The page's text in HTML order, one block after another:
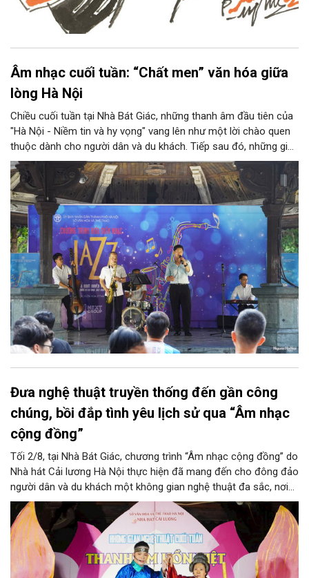
Âm nhạc cuối tuần: “Chất men” văn hóa giữa
lòng Hà Nội
Chiều cuối tuần tại Nhà Bát Giác, những thanh âm đầu tiên của
"Hà Nội - Niềm tin và hy vọng" vang lên như một lời chào quen
thuộc dành cho người dân và du khách. Tiếp sau đó, những giai
điệu jazz kinh điển của thế giới lần lượt cất lên qua phần biểu
diễn của NSƯT Quyền Văn Minh và các nghệ sĩ Bình Minh Jazz
Club, mở ra một không gian âm nhạc giàu cảm xúc ngay giữa
trung tâm Thủ đô.
Đưa nghệ thuật truyền thống đến gần công
chúng, bồi đắp tình yêu lịch sử qua “Âm nhạc
cộng đồng”
Tối 2/8, tại Nhà Bát Giác, chương trình “Âm nhạc cộng đồng” do
Nhà hát Cải lương Hà Nội thực hiện đã mang đến cho đông đảo
người dân và du khách một không gian nghệ thuật đa sắc, nơi
những làn điệu cải lương, ca cổ, tân cổ và các tiết mục múa
hòa quyện trong không gian của phố đi bộ hồ Hoàn Kiếm. Đặc
biệt, chương trình có sự giao lưu của các nghệ sĩ đến từ
phương Nam, góp phần tạo nên cuộc gặp gỡ nghệ thuật giàu
cảm xúc.